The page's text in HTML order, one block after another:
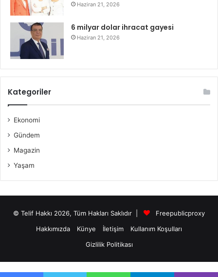
Haziran 21, 2026
6 milyar dolar ihracat gayesi
Haziran 21, 2026
Kategoriler
Ekonomi
Gündem
Magazin
Yaşam
© Telif Hakkı 2026, Tüm Hakları Saklıdır |
Freepublicproxy
Hakkımızda
Künye İletişim
Kullanım Koşulları
Gizlilik Politikası